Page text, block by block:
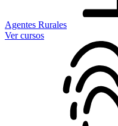
Agentes Rurales
Ver cursos